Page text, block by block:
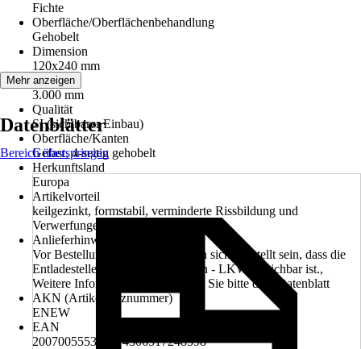
Fichte
Oberfläche/Oberflächenbehandlung
Gehobelt
Dimension
120x240 mm
Länge
3.000 mm
Qualität
SI (sichtbarer Einbau)
Oberfläche/Kanten
Gefast, 4-seitig gehobelt
Herkunftsland
Europa
Artikelvorteil
keilgezinkt, formstabil, verminderte Rissbildung und
Verwerfungen
Anlieferhinweis
Vor Bestellung muss vom Kunden sichergestellt sein, dass die
Entladestelle mit einem 40 Tonnen - LKW erreichbar ist.,
Weitere Informationen entnehmen Sie bitte dem Datenblatt
AKN (Artikelkurznummer)
ENEW
EAN
2007005553560, 4306517248598
Mehr anzeigen
Datenblätter
Bereich überspringen